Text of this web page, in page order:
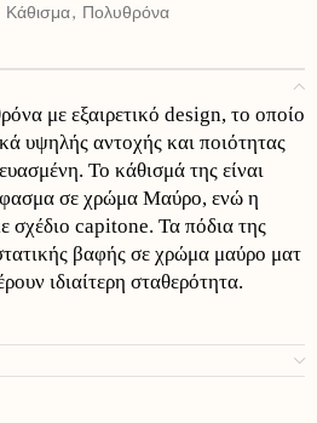
Κάθισμα, Πολυθρόνα
με εξαιρετικό design, το οποίο
υψηλής αντοχής και ποιότητας
Το κάθισμά της είναι
σε χρώμα Μαύρο, ενώ η
σχέδιο capitone. Τα πόδια της
βαφής σε χρώμα μαύρο ματ
ιδιαίτερη σταθερότητα.